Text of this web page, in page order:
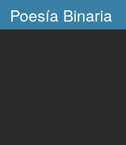
Poesía Binaria